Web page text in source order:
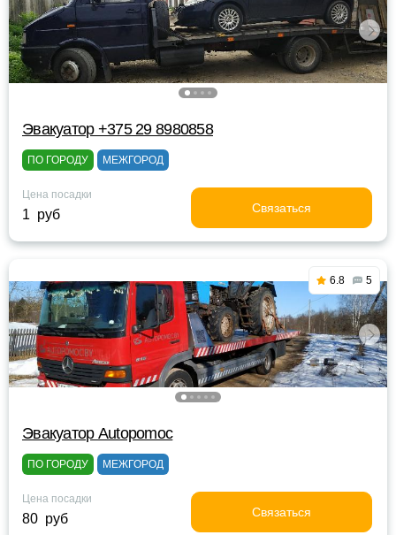
Эвакуатор +375 29 8980858
ПО ГОРОДУ МЕЖГОРОД
Цена посадки
1 руб Связаться
6.8 5
Эвакуатор Autopomoc
ПО ГОРОДУ МЕЖГОРОД
Цена посадки
80 руб Связаться